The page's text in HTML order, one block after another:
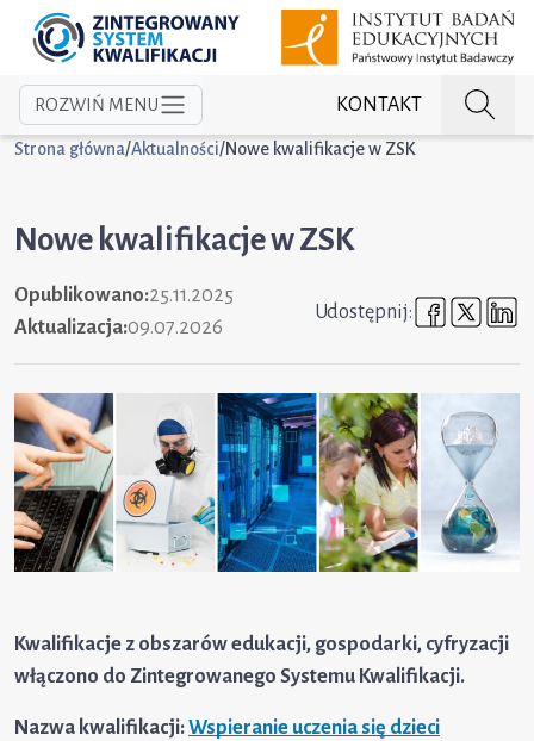
KONTAKT
ROZWIŃ MENU
Strona główna/Aktualności/Nowe kwalifikacje w ZSK
Nowe kwalifikacje w ZSK
Opublikowano:25.11.2025
Aktualizacja:09.07.2026
Udostępnij:
Kwalifikacje z obszarów edukacji, gospodarki, cyfryzacji
włączono do Zintegrowanego Systemu Kwalifikacji.
Nazwa kwalifikacji:Wspieranie uczenia się dzieci